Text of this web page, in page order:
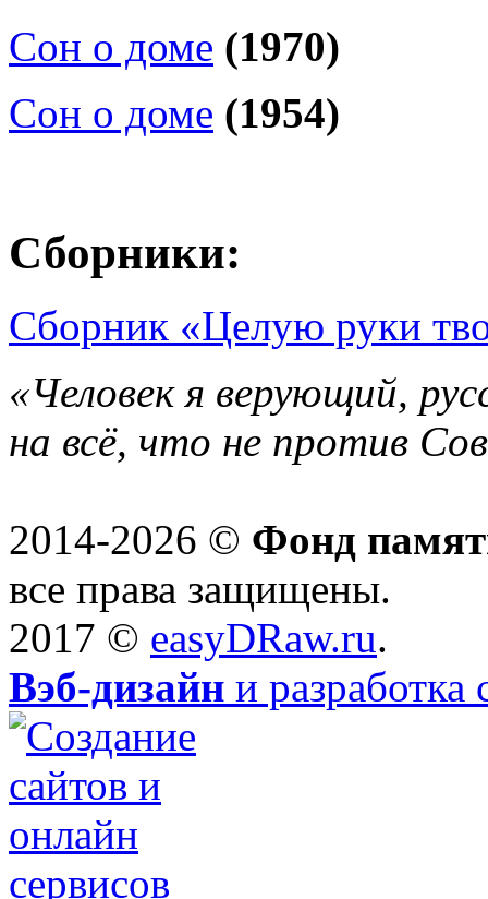
Сон о доме (1970)
Сон о доме (1954)
Сборники:
Сборник «Целую руки
«Человек я верующий,
на всё, что не против
2014-2026 © Фонд
все права защищены.
2017 © easyDRaw.ru.
Вэб-дизайн и разработка